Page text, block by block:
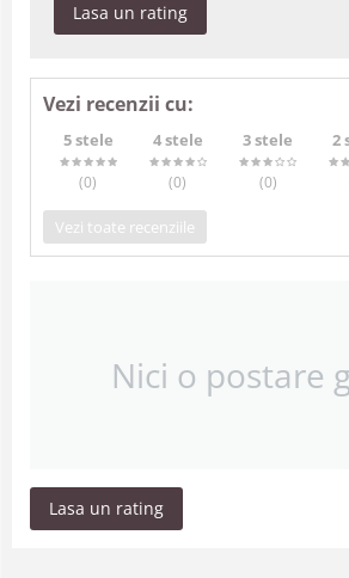
Lasa un rating
Vezi recenzii cu:
5 stele
(0)
4 stele
(0)
3 stele
(0)
2
Vezi toate recenziile
Nici o postare
Lasa un rating